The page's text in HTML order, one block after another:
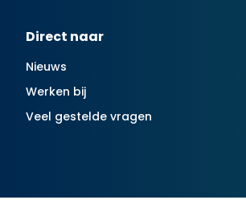
Contactinformatie
Direct naar
Nieuws
Werken bij
Veel gestelde vragen